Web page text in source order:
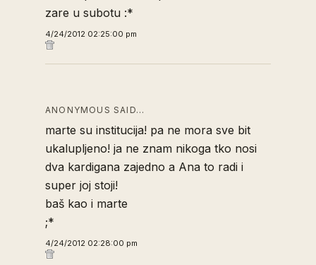
zare u subotu :*
4/24/2012 02:25:00 pm
ANONYMOUS SAID…
marte su institucija! pa ne mora sve bit
ukalupljeno! ja ne znam nikoga tko nosi
dva kardigana zajedno a Ana to radi i
super joj stoji!
baš kao i marte
;*
4/24/2012 02:28:00 pm